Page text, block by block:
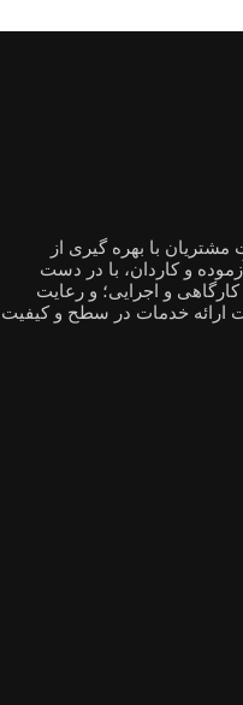
با بهره گیری از
و کاردان، با در دست
و اجرایی؛ و رعایت
ارائه خدمات در سطح و کیفیت